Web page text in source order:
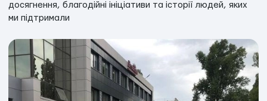
досягнення, благодійні ініціативи та історії людей, яких
ми підтримали